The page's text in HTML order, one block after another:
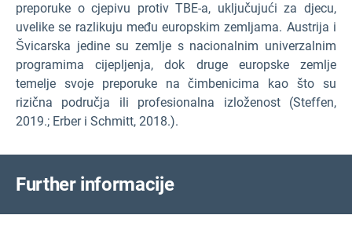
preporuke o cjepivu protiv TBE-a, uključujući za djecu,
uvelike se razlikuju među europskim zemljama. Austrija i
Švicarska jedine su zemlje s nacionalnim univerzalnim
programima cijepljenja, dok druge europske zemlje
temelje svoje preporuke na čimbenicima kao što su
rizična područja ili profesionalna izloženost (Steffen,
2019.; Erber i Schmitt, 2018.).
Further informacije